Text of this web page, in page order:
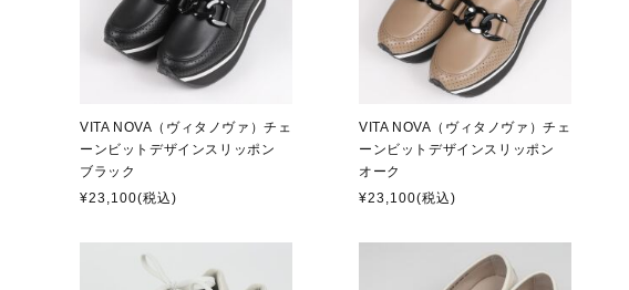
VITA NOVA（ヴィタノヴァ）チェ
ーンビットデザインスリッポン
ブラック
¥23,100(税込)
VITA NOVA（ヴィタノヴァ）チェ
ーンビットデザインスリッポン
オーク
¥23,100(税込)